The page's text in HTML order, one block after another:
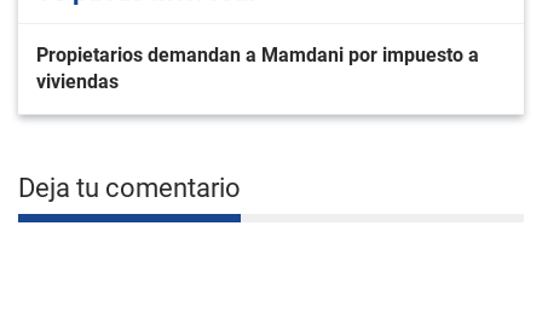
Propietarios demandan a Mamdani por impuesto a
viviendas
Deja tu comentario